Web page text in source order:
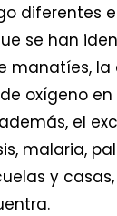
diferentes
se han
manatíes,
oxígeno
el
malaria,
y